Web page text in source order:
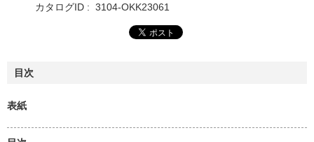
カタログID : 3104-OKK23061
目次
表紙